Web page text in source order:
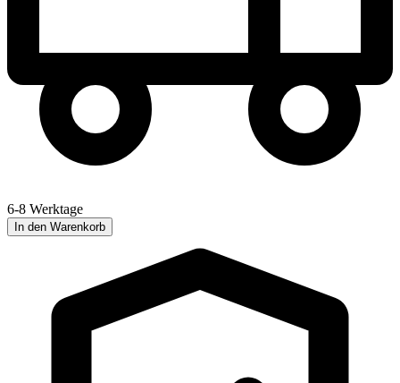
6-8 Werktage
In den Warenkorb